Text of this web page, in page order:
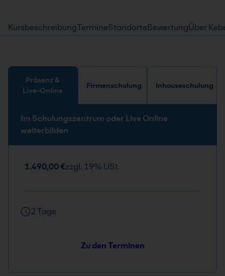
KursbeschreibungTermineStandorteBewertungÜber
Präsenz &
Live-Online
Firmenschulung Inhouseschulung
Im Schulungszentrum oder Live Online
weiterbilden
1.490,00 €zzgl. 19% USt.
2 Tage
Zu den Terminen